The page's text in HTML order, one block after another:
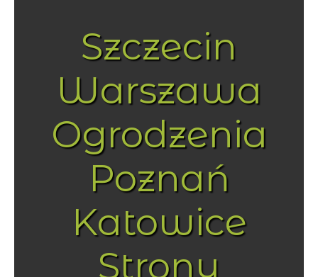
Szczecin
Warszawa
Ogrodzenia
Poznań
Katowice
Strony